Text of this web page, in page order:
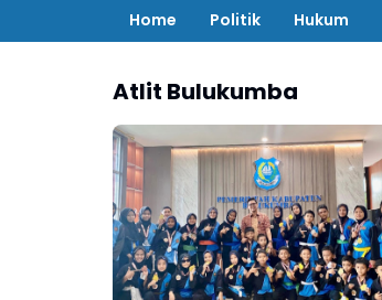
Home
Politik Hukum
Atlit Bulukumba